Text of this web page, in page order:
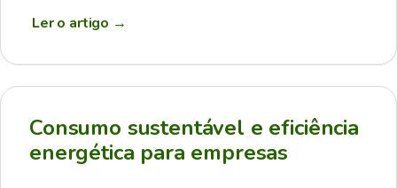
Ler o artigo →
Consumo sustentável e eficiência
energética para empresas